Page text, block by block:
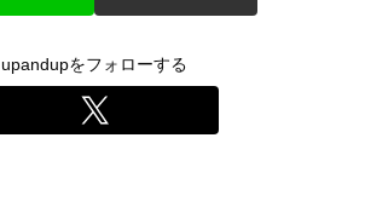
upandupをフォローする